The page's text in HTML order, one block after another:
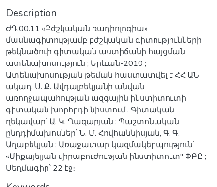
Description
ԺԴ.00.11 «Բժշկական ռադիոլոգիա»
մասնագիտությամբ բժշկական գիտությունների
թեկնածուի գիտական աստիճանի հայցման
ատենախոսություն ; Երևան-2010 ;
Ատենախոսության թեման հաստատվել է ՀՀ ԱՆ
ակադ. Ս. Ք. Ավդալբեկյանի անվան
առողջապահության ազգային ինստիտուտի
գիտական խորհրդի նիստում ; Գիտական
ղեկավար՝ Ա. Կ. Ղազարյան ; Պաշտոնական
ընդդիմախոսներ՝ Ն. Մ. Հովհաննիսյան, Գ. Գ.
Աղաբեկյան ; Առաջատար կազմակերպություն՝
«Միքայելյան վիրաբուժության ինստիտուտ" ՓԲԸ ;
Սեղմագիր՝ 22 էջ։